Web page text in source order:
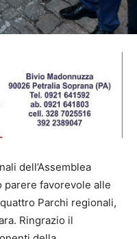
dell’Assemblea
parere favorevole alle
Parchi regionali,
Ringrazio il